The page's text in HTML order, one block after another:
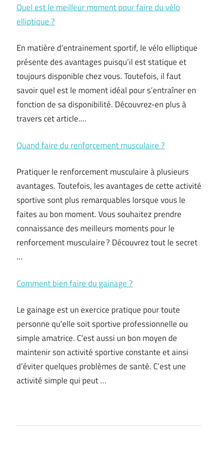
Quel est le meilleur moment pour faire du vélo
elliptique ?
En matière d’entrainement sportif, le vélo elliptique
présente des avantages puisqu’il est statique et
toujours disponible chez vous. Toutefois, il faut
savoir quel est le moment idéal pour s’entraîner en
fonction de sa disponibilité. Découvrez-en plus à
travers cet article.…
Quand faire du renforcement musculaire ?
Pratiquer le renforcement musculaire à plusieurs
avantages. Toutefois, les avantages de cette activité
sportive sont plus remarquables lorsque vous le
faites au bon moment. Vous souhaitez prendre
connaissance des meilleurs moments pour le
renforcement musculaire ? Découvrez tout le secret
…
Comment bien faire du gainage ?
Le gainage est un exercice pratique pour toute
personne qu’elle soit sportive professionnelle ou
simple amatrice. C’est aussi un bon moyen de
maintenir son activité sportive constante et ainsi
d’éviter quelques problèmes de santé. C’est une
activité simple qui peut …